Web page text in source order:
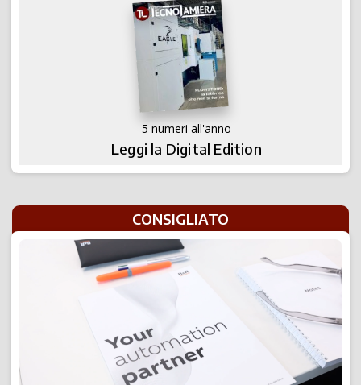
5 numeri all'anno
Leggi la Digital Edition
CONSIGLIATO